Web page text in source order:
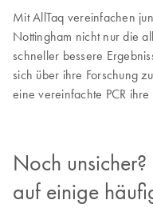
Mit AllTaq vereinfachen
Nottingham nicht nur die
schneller bessere
sich über ihre Forschung
eine vereinfachte PCR
Noch
auf einige